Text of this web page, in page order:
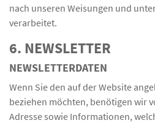
nach unseren Weisungen und
verarbeitet.
6. NEWSLETTER
NEWSLETTER­DATEN
Wenn Sie den auf der Website
beziehen möchten, benötigen wir
Adresse sowie Informationen,